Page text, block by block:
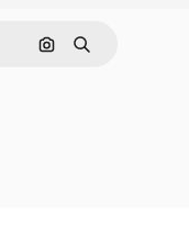
Nach Bild suchen
Suchen